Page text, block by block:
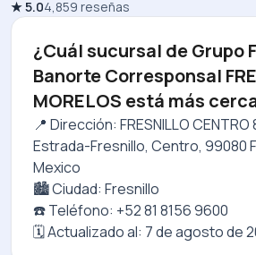
★5.04,859 reseñas
¿Cuál sucursal de Grupo
Banorte Corresponsal
MORELOS está más
📍 Dirección: FRESNILLO CENTRO
Estrada-Fresnillo, Centro, 99080
Mexico
🏙️ Ciudad: Fresnillo
☎️ Teléfono: +52 81 8156 9600
🗓️ Actualizado al: 7 de agosto de